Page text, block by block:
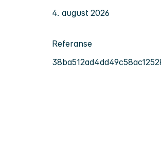
4. august 2026
Referanse